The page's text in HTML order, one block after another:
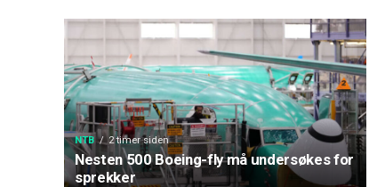
NTB 2 timer siden
Nesten 500 Boeing-fly må undersøkes for
sprekker